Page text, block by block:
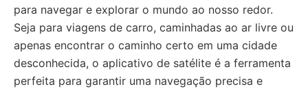
para navegar e explorar o mundo ao nosso redor.
Seja para viagens de carro, caminhadas ao ar livre ou
apenas encontrar o caminho certo em uma cidade
desconhecida, o aplicativo de satélite é a ferramenta
perfeita para garantir uma navegação precisa e